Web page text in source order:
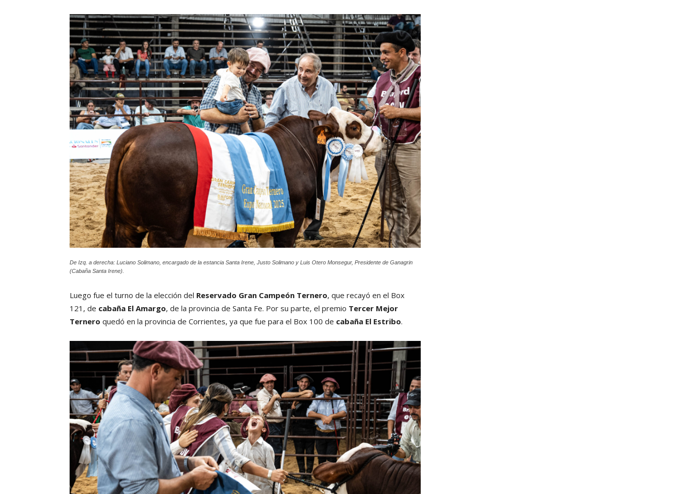
De Izq. a derecha: Luciano Solimano, encargado de la estancia Santa Irene, Justo Solimano y Luis Otero Monsegur, Presidente de Ganagrin
(Cabaña Santa Irene).
Luego fue el turno de la elección del Reservado Gran Campeón Ternero, que recayó en el Box
121, de cabaña El Amargo, de la provincia de Santa Fe. Por su parte, el premio Tercer Mejor
Ternero quedó en la provincia de Corrientes, ya que fue para el Box 100 de cabaña El Estribo.